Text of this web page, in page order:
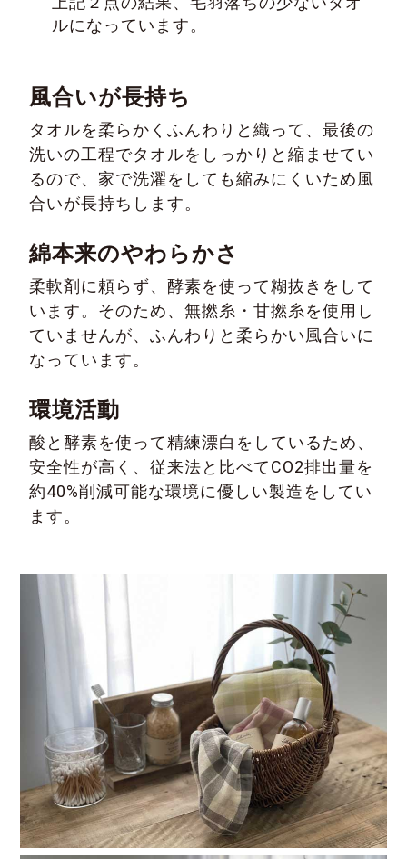
ルになっています。
風合いが長持ち
タオルを柔らかくふんわりと織って、最後の
洗いの工程でタオルをしっかりと縮ませてい
るので、家で洗濯をしても縮みにくいため風
合いが長持ちします。
綿本来のやわらかさ
柔軟剤に頼らず、酵素を使って糊抜きをして
います。そのため、無撚糸・甘撚糸を使用し
ていませんが、ふんわりと柔らかい風合いに
なっています。
環境活動
酸と酵素を使って精練漂白をしているため、
安全性が高く、従来法と比べてCO2排出量を
約40%削減可能な環境に優しい製造をしてい
ます。